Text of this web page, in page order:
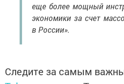
еще более мощный
экономики за счет
в России».
Следите за самым